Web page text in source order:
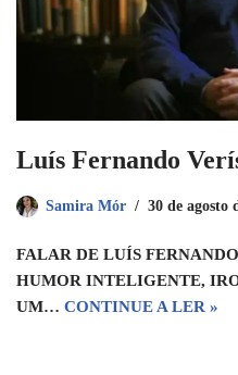
Luís Fernando
Samira Mór 30 de agosto
FALAR DE LUÍS
HUMOR INTELIGENTE,
UM… CONTINUE A LER »